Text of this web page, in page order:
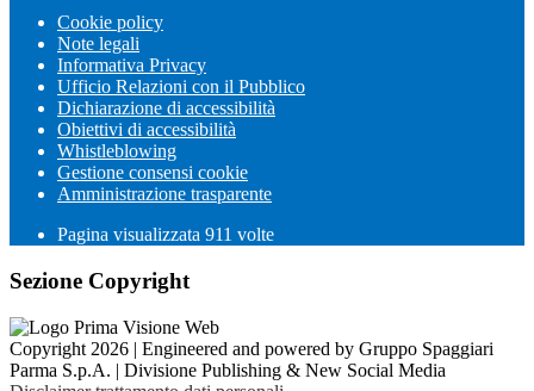
Cookie policy
Note legali
Informativa Privacy
Ufficio Relazioni con il Pubblico
Dichiarazione di accessibilità
Obiettivi di accessibilità
Whistleblowing
Gestione consensi cookie
Amministrazione trasparente
Pagina visualizzata 911 volte
Sezione Copyright
Copyright 2026 | Engineered and powered by Gruppo Spaggiari
Parma S.p.A. | Divisione Publishing & New Social Media